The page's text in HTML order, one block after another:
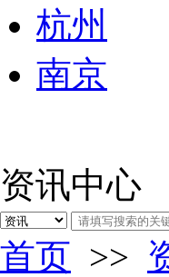
杭州
南京
资讯中心
首页 >>